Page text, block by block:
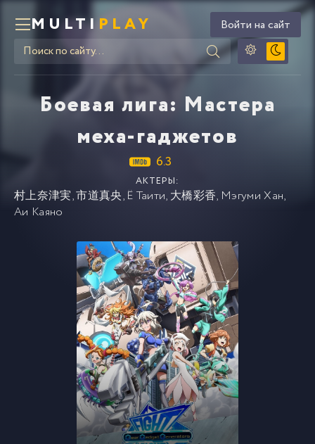
MULTI PLAY Войти на сайт
Боевая лига: Мастера
меха-гаджетов
6.3
АКТЕРЫ:
村上奈津実,市道真央, Ё Таити, 大橋彩香, Мэгуми Хан,
Аи Каяно